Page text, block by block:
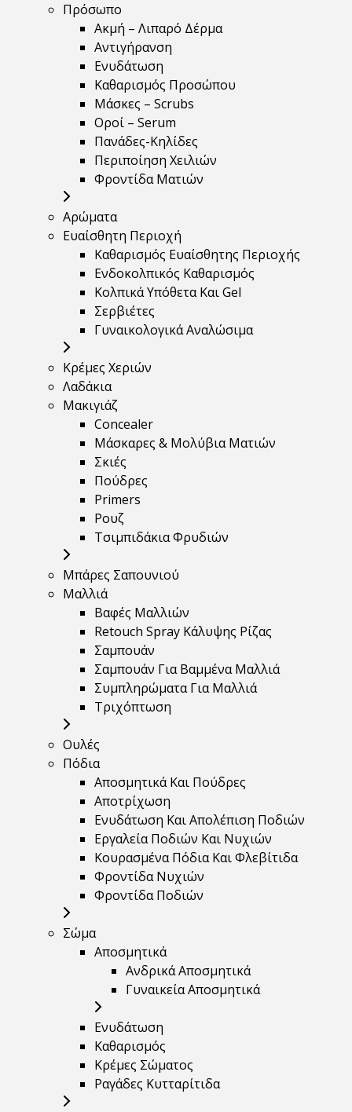
Πρόσωπο
Ακμή – Λιπαρό Δέρμα
Αντιγήρανση
Ενυδάτωση
Καθαρισμός Προσώπου
Μάσκες – Scrubs
Οροί – Serum
Πανάδες-Κηλίδες
Περιποίηση Χειλιών
Φροντίδα Ματιών
Αρώματα
Ευαίσθητη Περιοχή
Καθαρισμός Ευαίσθητης Περιοχής
Ενδοκολπικός Καθαρισμός
Κολπικά Υπόθετα Και Gel
Σερβιέτες
Γυναικολογικά Αναλώσιμα
Κρέμες Χεριών
Λαδάκια
Μακιγιάζ
Concealer
Μάσκαρες & Μολύβια Ματιών
Σκιές
Πούδρες
Primers
Ρουζ
Τσιμπιδάκια Φρυδιών
Μπάρες Σαπουνιού
Μαλλιά
Βαφές Μαλλιών
Retouch Spray Κάλυψης Ρίζας
Σαμπουάν
Σαμπουάν Για Βαμμένα Μαλλιά
Συμπληρώματα Για Μαλλιά
Τριχόπτωση
Ουλές
Πόδια
Αποσμητικά Και Πούδρες
Αποτρίχωση
Ενυδάτωση Και Απολέπιση Ποδιών
Εργαλεία Ποδιών Και Νυχιών
Κουρασμένα Πόδια Και Φλεβίτιδα
Φροντίδα Νυχιών
Φροντίδα Ποδιών
Σώμα
Αποσμητικά
Ανδρικά Αποσμητικά
Γυναικεία Αποσμητικά
Ενυδάτωση
Καθαρισμός
Κρέμες Σώματος
Ραγάδες Κυτταρίτιδα